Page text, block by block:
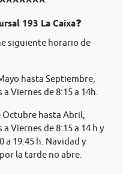
193 La Caixa❓
siguiente horario de
hasta Septiembre,
Viernes de 8:15 a 14h.
Octubre hasta Abril,
Viernes de 8:15 a 14 h y
a 19:45 h. Navidad y
la tarde no abre.